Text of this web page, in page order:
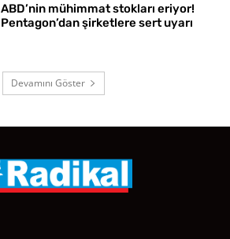
ABD’nin mühimmat stokları eriyor!
Pentagon’dan şirketlere sert uyarı
Devamını Göster